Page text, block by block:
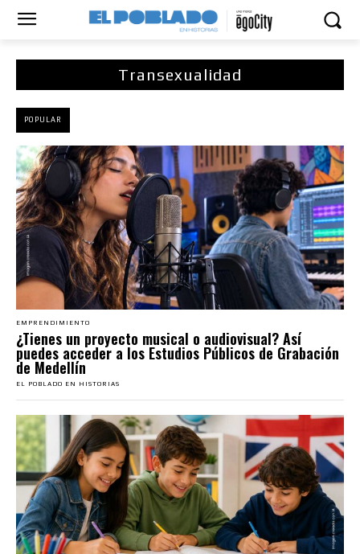
Transexualidad
POPULAR
EMPRENDIMIENTO
¿Tienes un proyecto musical o audiovisual? Así
puedes acceder a los Estudios Públicos de Grabación
de Medellín
EL POBLADO EN HISTORIAS